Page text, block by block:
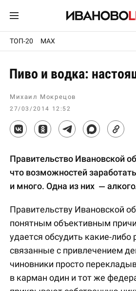
ТОП-20 MAX
Пиво и водка:
Михаил Мокрецов
27/03/2014 12:52
Правительство Ивановской
что возможностей
и много. Одна из них —
Правительству Ивановской
понятным объективным
удается обсудить какие-
связанные с привлечением
чиновники просто
в карман один и тот же